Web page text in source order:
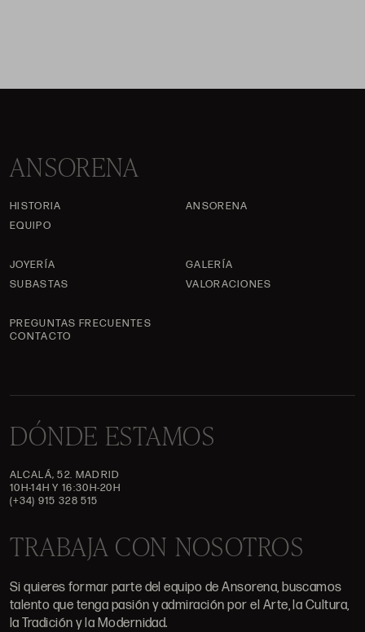
ANSORENA
HISTORIA
ANSORENA
EQUIPO
JOYERÍA
GALERÍA
SUBASTAS
VALORACIONES
PREGUNTAS FRECUENTES
CONTACTO
DÓNDE ESTAMOS
ALCALÁ, 52. MADRID
10H-14H Y 16:30H-20H
(+34) 915 328 515
TRABAJA CON NOSOTROS
Si quieres formar parte del equipo de Ansorena, buscamos
talento que tenga pasión y admiración por el Arte, la Cultura,
la Tradición y la Modernidad.